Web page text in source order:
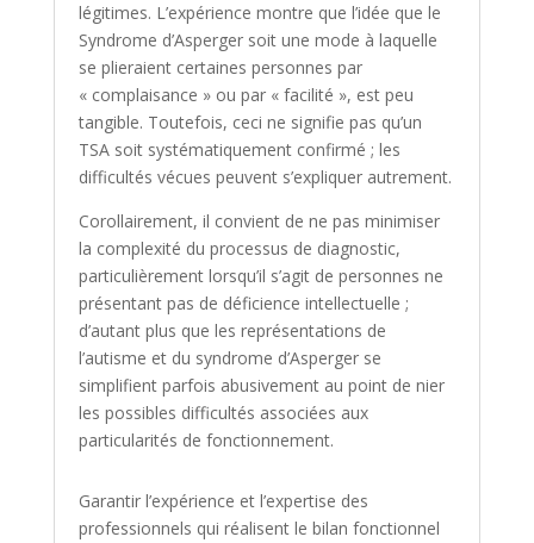
légitimes. L’expérience montre que l’idée que le
Syndrome d’Asperger soit une mode à laquelle
se plieraient certaines personnes par
« complaisance » ou par « facilité », est peu
tangible. Toutefois, ceci ne signifie pas qu’un
TSA soit systématiquement confirmé ; les
difficultés vécues peuvent s’expliquer autrement.
Corollairement, il convient de ne pas minimiser
la complexité du processus de diagnostic,
particulièrement lorsqu’il s’agit de personnes ne
présentant pas de déficience intellectuelle ;
d’autant plus que les représentations de
l’autisme et du syndrome d’Asperger se
simplifient parfois abusivement au point de nier
les possibles difficultés associées aux
particularités de fonctionnement.
Garantir l’expérience et l’expertise des
professionnels qui réalisent le bilan fonctionnel